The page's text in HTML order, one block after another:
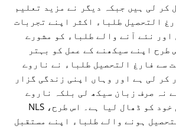
کر لی ہیں جبکہ دیگر نے مزید تعلیم
التحصیل طلباء اکثر اپنے تجربات
اور نئے آنے والے طلباء کو مشورے
طرح اپنے سیکھنے کے عمل کو بہتر
سے فارغ التحصیل طلباء نے ناروے
کر لی ہے اور وہاں اپنی زندگی گزار
نہ صرف زبان سیکھ لی بلکہ ناروے
کی ثقافت میں بھی خود کو ڈھال لیا ہے۔ اس طرح، NLS
ہونے والے طلباء اپنے مستقبل